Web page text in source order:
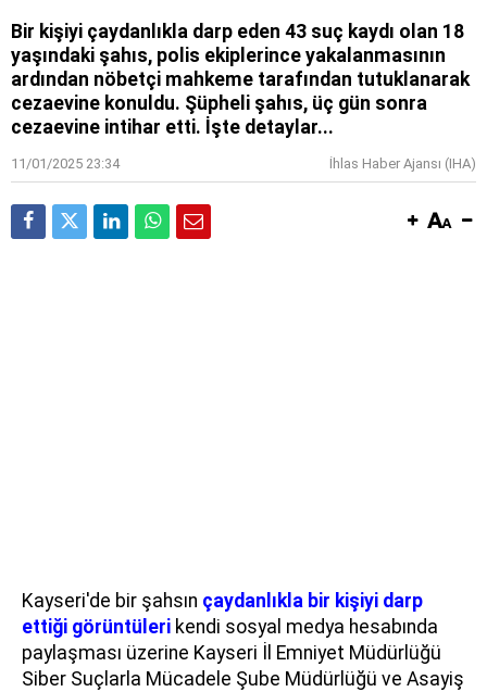
Bir kişiyi çaydanlıkla darp eden 43 suç kaydı olan 18
yaşındaki şahıs, polis ekiplerince yakalanmasının
ardından nöbetçi mahkeme tarafından tutuklanarak
cezaevine konuldu. Şüpheli şahıs, üç gün sonra
cezaevine intihar etti. İşte detaylar...
11/01/2025 23:34 İhlas Haber Ajansı (IHA)
Kayseri'de bir şahsın çaydanlıkla bir kişiyi darp
ettiği görüntüleri kendi sosyal medya hesabında
paylaşması üzerine Kayseri İl Emniyet Müdürlüğü
Siber Suçlarla Mücadele Şube Müdürlüğü ve Asayiş